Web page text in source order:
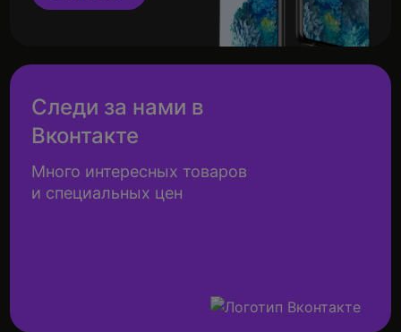
Следи за нами в
Вконтакте
Много интересных товаров
и специальных цен